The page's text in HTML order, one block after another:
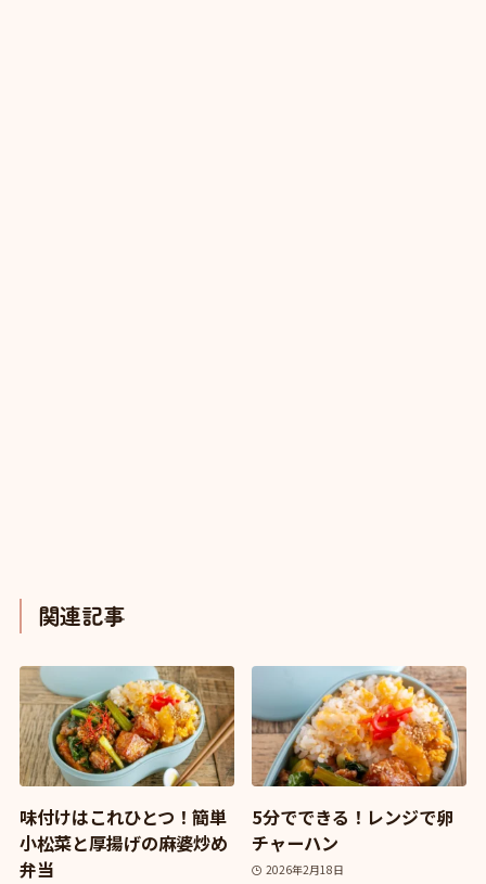
関連記事
味付けはこれひとつ！簡単
小松菜と厚揚げの麻婆炒め
弁当
5分でできる！レンジで卵
チャーハン
2026年2月18日